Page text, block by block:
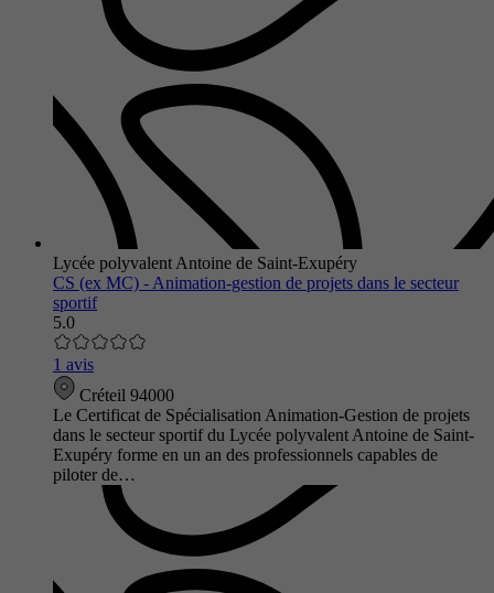
Lycée polyvalent Antoine de Saint-Exupéry
CS (ex MC) - Animation-gestion de projets dans le secteur
sportif
5.0
1 avis
Créteil 94000
Le Certificat de Spécialisation Animation-Gestion de projets
dans le secteur sportif du Lycée polyvalent Antoine de Saint-
Exupéry forme en un an des professionnels capables de
piloter de…